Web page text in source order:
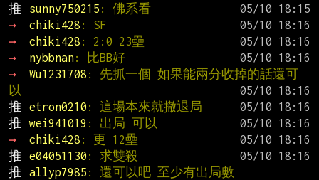
推
sunny750215 : 佛系看
→
chiki428 : SF
→
chiki428 : 2:0 23壘
→
nybbnan: 比BB好
→
Wu1231708 : 先抓一個 如果能兩分收掉的話還可
以
推
etron0210 : 這場本來就撤退局
推
wei941019 : 出局 可以
→
chiki428 : 更 12壘
推
e04051130 : 求雙殺
推
allyp7985 : 還可以吧 至少有出局數